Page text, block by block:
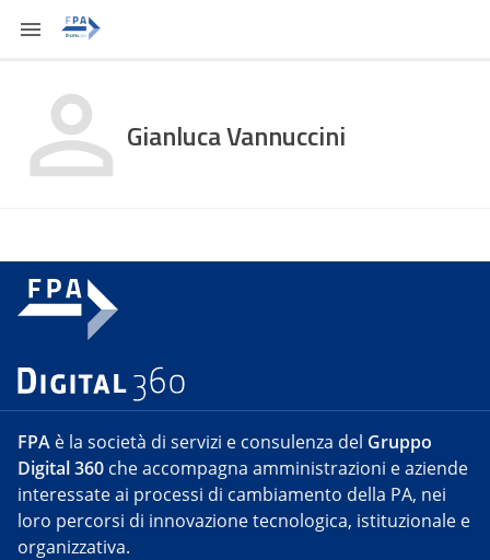
Gianluca Vannuccini
FPA è la società di servizi e consulenza del Gruppo
Digital 360 che accompagna amministrazioni e aziende
interessate ai processi di cambiamento della PA, nei
loro percorsi di innovazione tecnologica, istituzionale e
organizzativa.